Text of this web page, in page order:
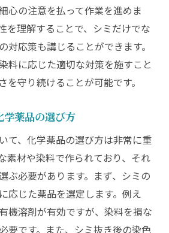
心の注意を払って作業を進めま
を理解することで、シミだけでな
対応策も講じることができます。
料に応じた適切な対策を施すこと
を守り続けることが可能です。
学薬品の選び方
て、化学薬品の選び方は非常に重
素材や染料で作られており、それ
ぶ必要があります。まず、シミの
応じた薬品を選定します。例え
機溶剤が有効ですが、染料を損な
要です。また、シミ抜き後の染色